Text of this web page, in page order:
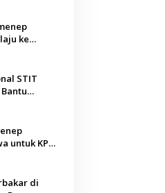
ke
STIT
Malaysia
untuk KPM
di